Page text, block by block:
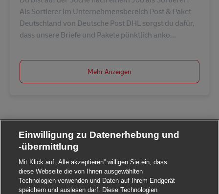
Als Sortierer im Unternehmensbereich Post & Paket
Deutschland von Deutsche Post DHL sorgst du dafür,
dass unsere Briefe und Pakete pünktlich anko...
Mehr Anzeigen
Einwilligung zu Datenerhebung und
-übermittlung
Mit Klick auf „Alle akzeptieren” willigen Sie ein, dass
diese Webseite die von Ihnen ausgewählten
Technologien verwenden und Daten auf Ihrem Endgerät
speichern und auslesen darf. Diese Technologien